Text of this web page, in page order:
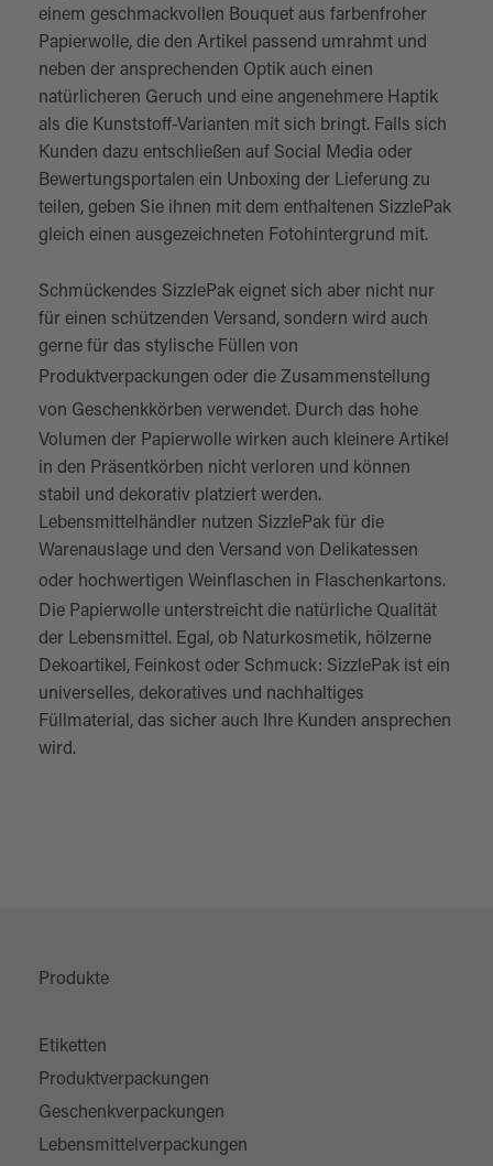
einem geschmackvollen Bouquet aus farbenfroher
Papierwolle, die den Artikel passend umrahmt und
neben der ansprechenden Optik auch einen
natürlicheren Geruch und eine angenehmere Haptik
als die Kunststoff-Varianten mit sich bringt. Falls sich
Kunden dazu entschließen auf Social Media oder
Bewertungsportalen ein Unboxing der Lieferung zu
teilen, geben Sie ihnen mit dem enthaltenen SizzlePak
gleich einen ausgezeichneten Fotohintergrund mit.
Schmückendes SizzlePak eignet sich aber nicht nur
für einen schützenden Versand, sondern wird auch
gerne für das stylische Füllen von
Produktverpackungen oder die Zusammenstellung
von Geschenkkörben verwendet. Durch das hohe
Volumen der Papierwolle wirken auch kleinere Artikel
in den Präsentkörben nicht verloren und können
stabil und dekorativ platziert werden.
Lebensmittelhändler nutzen SizzlePak für die
Warenauslage und den Versand von Delikatessen
oder hochwertigen Weinflaschen in Flaschenkartons.
Die Papierwolle unterstreicht die natürliche Qualität
der Lebensmittel. Egal, ob Naturkosmetik, hölzerne
Dekoartikel, Feinkost oder Schmuck: SizzlePak ist ein
universelles, dekoratives und nachhaltiges
Füllmaterial, das sicher auch Ihre Kunden ansprechen
wird.
Produkte
Etiketten
Produktverpackungen
Geschenkverpackungen
Lebensmittelverpackungen